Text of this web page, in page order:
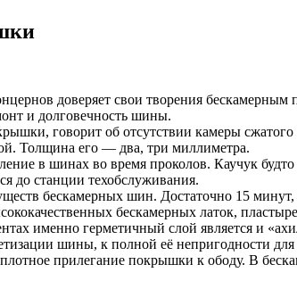
доверяет свои творения
и долговечность шины.
говорит об отсутствии камеры
Толщина его — два, три миллиметра.
в шинах во время проколов. Каучук
до станции техобслуживания.
бескамерных шин. Достаточно 15 минут,
бескамерных латок,
именно герметичный слой является и
шины, к полной её непригодности
прилегание покрышки к ободу. В